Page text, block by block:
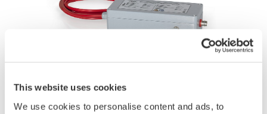
This website uses cookies
We use cookies to personalise content and ads, to
Angebot anfordern Technischer Support